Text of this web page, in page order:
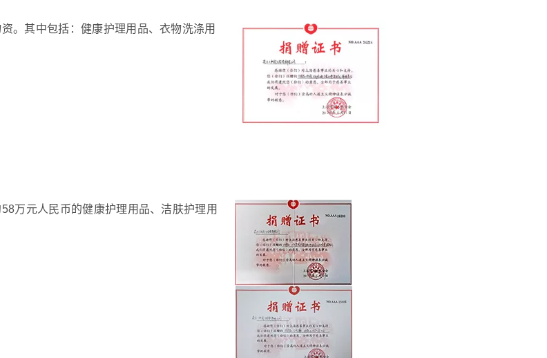
。其中包括：健康护理用品、衣物洗涤用
万元人民币的健康护理用品、洁肤护理用